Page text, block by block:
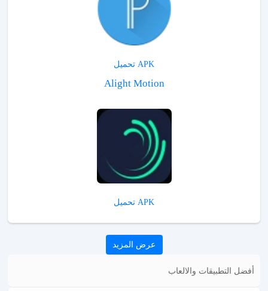
APK تحميل
Alight Motion
APK تحميل
عرض المزيد
أفضل التطبيقات والالعاب